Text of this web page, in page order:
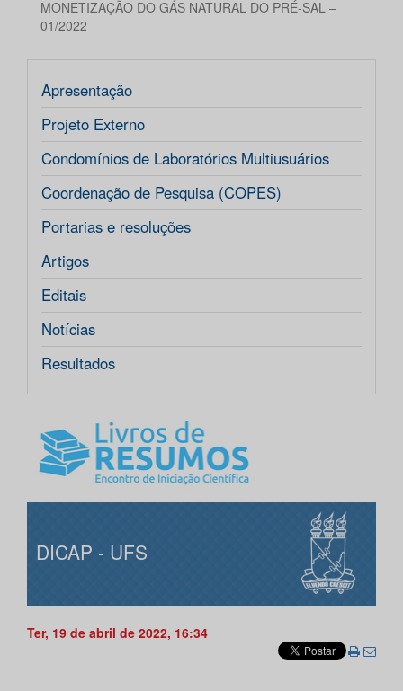
MONETIZAÇÃO DO GÁS NATURAL DO PRÉ-SAL –
01/2022
Apresentação
Projeto Externo
Condomínios de Laboratórios Multiusuários
Coordenação de Pesquisa (COPES)
Portarias e resoluções
Artigos
Editais
Notícias
Resultados
DICAP - UFS
Ter, 19 de abril de 2022, 16:34